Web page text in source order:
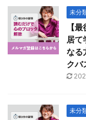
未分
【
居て
なる
クバ
未分